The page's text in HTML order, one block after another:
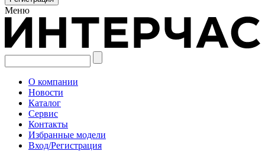
Меню
О компании
Новости
Каталог
Сервис
Контакты
Избранные модели
Вход/Регистрация